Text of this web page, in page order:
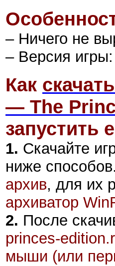
– Ничего не
– Версия
Как
— The
запустить
1. Скачайте
ниже
архив, для их
архиватор
2. После
princes-
мыши (или